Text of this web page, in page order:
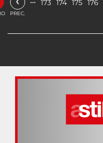
PREC.
173 174 175 176